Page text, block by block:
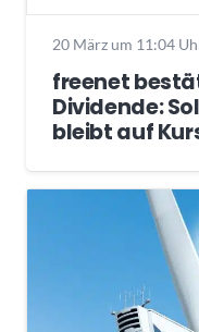
20 März um 11:04
freenet
Dividende:
bleibt auf